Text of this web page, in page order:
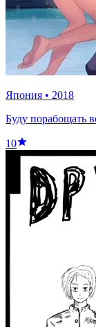
Япония • 2018
Буду порабощать
10